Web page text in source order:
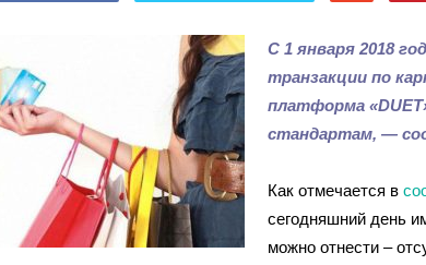
С 1 января 2018
транзакции по
платформа
стандартам, —
Как отмечается в
сегодняшний день
можно отнести –